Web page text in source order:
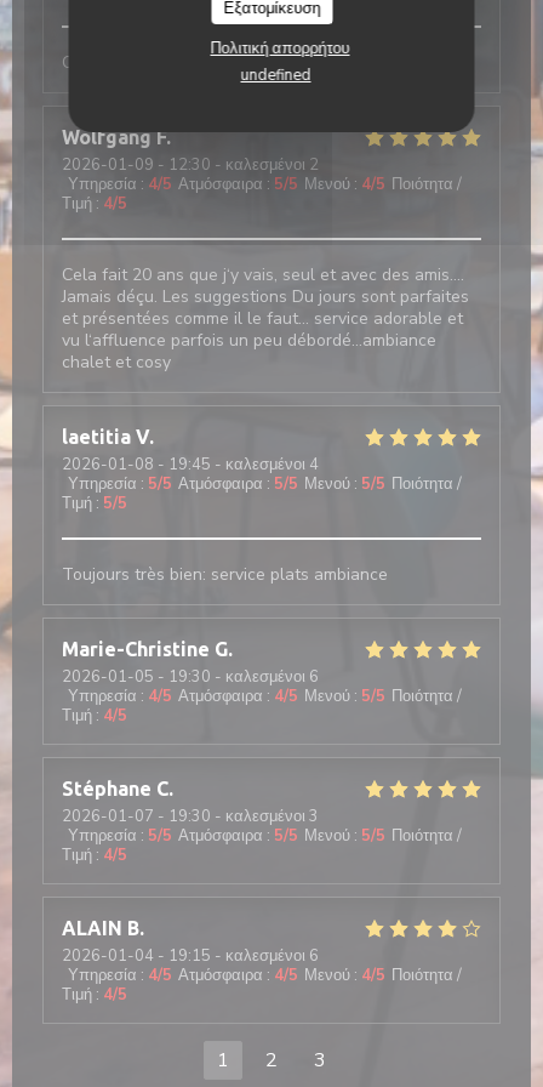
Εξατομίκευση
Πολιτική απορρήτου
undefined
Comme tjs, convivial et excellent
Wolfgang F
2026-01-09 - 12:30 - καλεσμένοι 2
Υπηρεσία : 4/5 Ατμόσφαιρα : 5/5 Μενού : 4/5 Ποιότητα /
Τιμή : 4/5
Cela fait 20 ans que j‘y vais, seul et avec des amis….
Jamais déçu. Les suggestions Du jours sont parfaites
et présentées comme il le faut… service adorable et
vu l‘affluence parfois un peu débordé…ambiance
chalet et cosy
laetitia V
2026-01-08 - 19:45 - καλεσμένοι 4
Υπηρεσία : 5/5 Ατμόσφαιρα : 5/5 Μενού : 5/5 Ποιότητα /
Τιμή : 5/5
Toujours très bien: service plats ambiance
Marie-Christine G
2026-01-05 - 19:30 - καλεσμένοι 6
Υπηρεσία : 4/5 Ατμόσφαιρα : 4/5 Μενού : 5/5 Ποιότητα /
Τιμή : 4/5
Stéphane C
2026-01-07 - 19:30 - καλεσμένοι 3
Υπηρεσία : 5/5 Ατμόσφαιρα : 5/5 Μενού : 5/5 Ποιότητα /
Τιμή : 4/5
ALAIN B
2026-01-04 - 19:15 - καλεσμένοι 6
Υπηρεσία : 4/5 Ατμόσφαιρα : 4/5 Μενού : 4/5 Ποιότητα /
Τιμή : 4/5
1 2 3